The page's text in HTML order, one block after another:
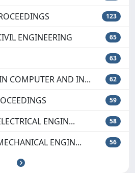
123
ENGINEERING 65
63
COMPUTER AND IN... 62
59
ENGIN... 58
ENGIN... 56